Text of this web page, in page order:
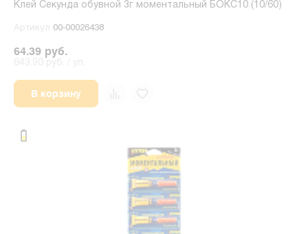
Клей Секунда обувной 3г моментальный БОКС10 (10/60)
Артикул 00-00026438
64.39 руб.
В корзину